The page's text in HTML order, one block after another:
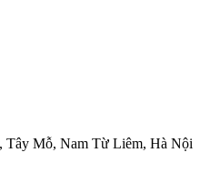
Tây Mỗ, Nam Từ Liêm, Hà Nội